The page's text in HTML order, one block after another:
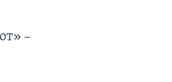
–